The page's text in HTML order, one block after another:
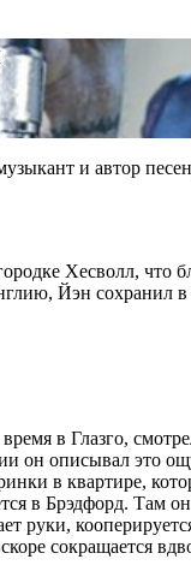
и автор
Хесволл,
Йэн сохранил
в Глазго,
он описывал
в квартире,
в Брэдфорд. Там
руки,
сокращается